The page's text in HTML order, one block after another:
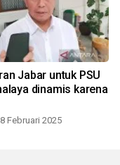
Jabar untuk PSU
dinamis karena
Februari 2025